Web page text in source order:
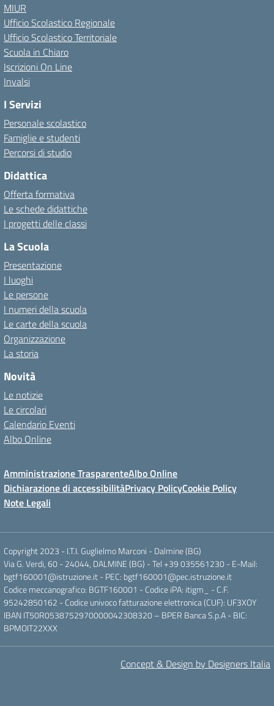
MIUR
Ufficio Scolastico Regionale
Ufficio Scolastico Territoriale
Scuola in Chiaro
Iscrizioni On Line
Invalsi
I Servizi
Personale scolastico
Famiglie e studenti
Percorsi di studio
Didattica
Offerta formativa
Le schede didattiche
I progetti delle classi
La Scuola
Presentazione
I luoghi
Le persone
I numeri della scuola
Le carte della scuola
Organizzazione
La storia
Novità
Le notizie
Le circolari
Calendario Eventi
Albo Online
Amministrazione TrasparenteAlbo Online
Dichiarazione di accessibilitàPrivacy PolicyCookie Policy
Note Legali
Copyright 2023 - I.T.I. Guglielmo Marconi - Dalmine (BG)
Via G. Verdi, 60 - 24044, DALMINE (BG) - Tel +39 035561230 - E-Mail:
bgtf160001@istruzione.it - PEC: bgtf160001@pec.istruzione.it
Codice meccanografico: BGTF160001 - Codice iPA: itigm_ - C.F.
95242850162 - Codice univoco fatturazione elettronica (CUF): UF3XOY
IBAN IT50R0538752970000042308320 – BPER Banca S.p.A - BIC:
BPMOIT22XXX
Concept & Design by Designers Italia